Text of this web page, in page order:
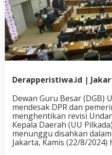
Derapperistiwa.id |
Dewan Guru Besar (DGB)
mendesak DPR dan
menghentikan revisi
Kepala Daerah (UU
menunggu disahkan
Jakarta, Kamis (22/8/2024)